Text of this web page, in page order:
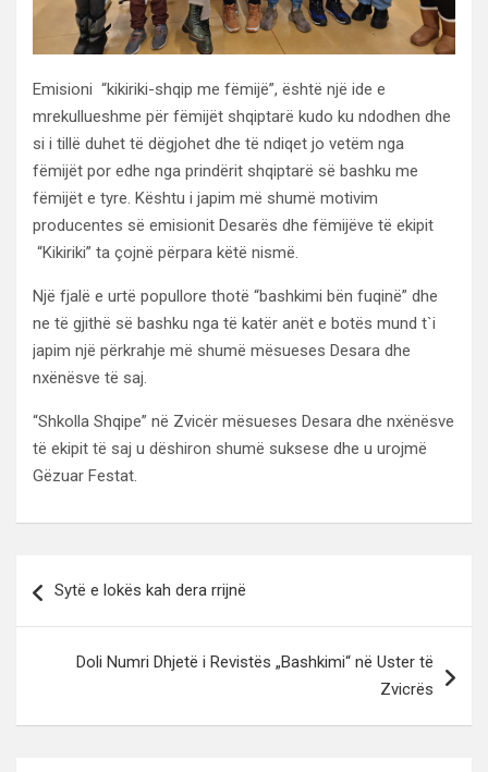
Emisioni “kikiriki-shqip me fëmijë”, është një ide e
mrekullueshme për fëmijët shqiptarë kudo ku ndodhen dhe
si i tillë duhet të dëgjohet dhe të ndiqet jo vetëm nga
fëmijët por edhe nga prindërit shqiptarë së bashku me
fëmijët e tyre. Kështu i japim më shumë motivim
producentes së emisionit Desarës dhe fëmijëve të ekipit
“Kikiriki” ta çojnë përpara këtë nismë.
Një fjalë e urtë popullore thotë “bashkimi bën fuqinë” dhe
ne të gjithë së bashku nga të katër anët e botës mund t`i
japim një përkrahje më shumë mësueses Desara dhe
nxënësve të saj.
“Shkolla Shqipe” në Zvicër mësueses Desara dhe nxënësve
të ekipit të saj u dëshiron shumë suksese dhe u urojmë
Gëzuar Festat.
te
Sytë e lokës kah dera rrijnë
Doli Numri Dhjetë i Revistës „Bashkimi“ në Uster të
Zvicrës